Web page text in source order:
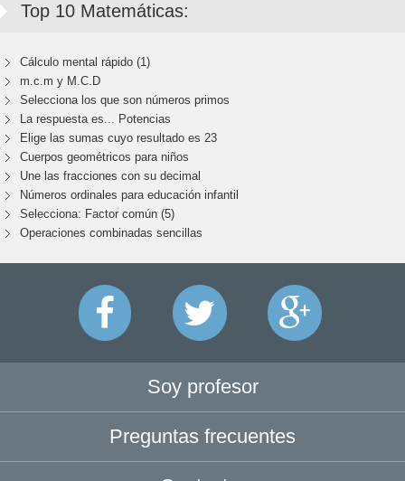
Top 10 Matemáticas:
Cálculo mental rápido (1)
m.c.m y M.C.D
Selecciona los que son números primos
La respuesta es... Potencias
Elige las sumas cuyo resultado es 23
Cuerpos geométricos para niños
Une las fracciones con su decimal
Números ordinales para educación infantil
Selecciona: Factor común (5)
Operaciones combinadas sencillas
Soy profesor
Preguntas frecuentes